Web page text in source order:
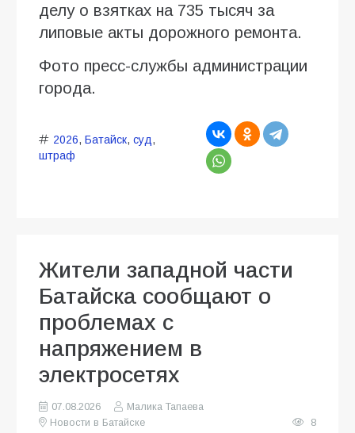
делу о взятках на 735 тысяч за
липовые акты дорожного ремонта.
Фото пресс-службы администрации
города.
2026, Батайск, суд,
штраф
Жители западной части
Батайска сообщают о
проблемах с
напряжением в
электросетях
07.08.2026
Малика Тапаева
Новости в Батайске
8